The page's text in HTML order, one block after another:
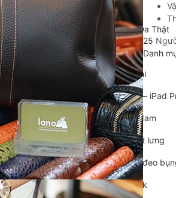
Túi đeo chéo nam
Túi Bao Tử Nam Da Thật
Túi đeo chéo mini
Túi đựng iPad mini
Túi đựng iPad Air – iPad
Túi Da Cầm Tay Nam
Túi đeo hông, thắt lưng
Túi da đeo ngực, đeo
Túi đựng macbook
25
Danh